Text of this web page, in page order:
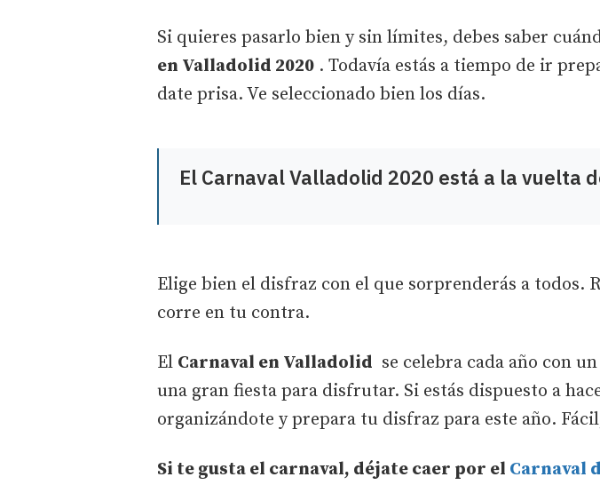
Si quieres pasarlo bien y sin límites, debes saber
en Valladolid 2020 . Todavía estás a tiempo de ir
date prisa. Ve seleccionado bien los días.
El Carnaval Valladolid 2020 está a la vuelta
Elige bien el disfraz con el que sorprenderás a todos.
corre en tu contra.
El Carnaval en Valladolid se celebra cada año con
una gran fiesta para disfrutar. Si estás dispuesto a
organizándote y prepara tu disfraz para este año.
Si te gusta el carnaval, déjate caer por el Carnaval